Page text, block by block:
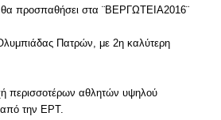
θα προσπαθήσει στα ¨ΒΕΡΓΩΤΕΙΑ2016¨
Πατρών, με 2η καλύτερη
περισσοτέρων αθλητών υψηλού
από την ΕΡΤ.